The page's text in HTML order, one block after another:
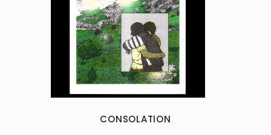
CONSOLATION